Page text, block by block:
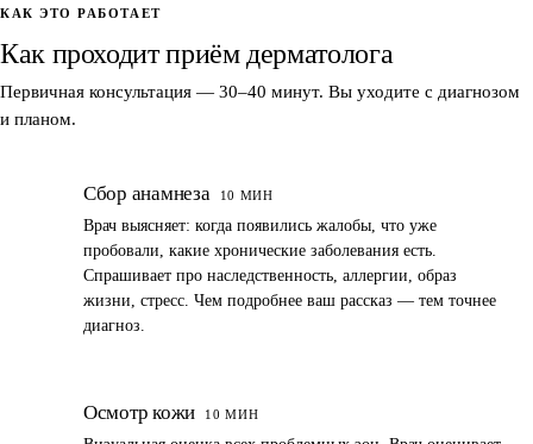
КАК ЭТО РАБОТАЕТ
Как проходит приём дерматолога
Первичная консультация — 30–40 минут. Вы уходите с диагнозом
и планом.
Сбор анамнеза 10 МИН
Врач выясняет: когда появились жалобы, что уже
пробовали, какие хронические заболевания есть.
Спрашивает про наследственность, аллергии, образ
жизни, стресс. Чем подробнее ваш рассказ — тем точнее
диагноз.
Осмотр кожи 10 МИН